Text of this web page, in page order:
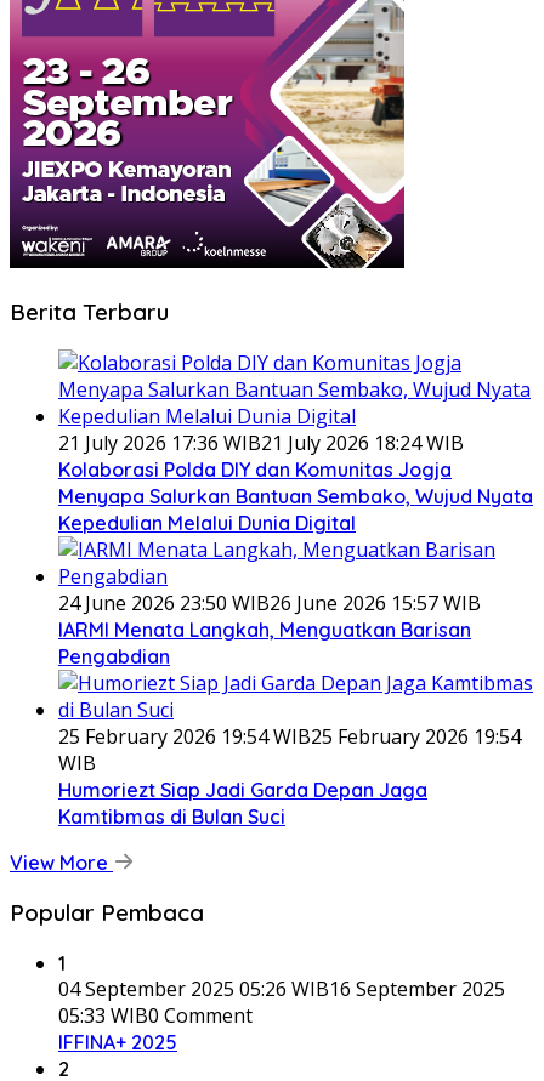
Berita Terbaru
21 July 2026 17:36 WIB21 July 2026 18:24 WIB
Kolaborasi Polda DIY dan Komunitas Jogja
Menyapa Salurkan Bantuan Sembako, Wujud Nyata
Kepedulian Melalui Dunia Digital
24 June 2026 23:50 WIB26 June 2026 15:57 WIB
IARMI Menata Langkah, Menguatkan Barisan
Pengabdian
25 February 2026 19:54 WIB25 February 2026 19:54
WIB
Humoriezt Siap Jadi Garda Depan Jaga
Kamtibmas di Bulan Suci
View More
Popular Pembaca
1
04 September 2025 05:26 WIB16 September 2025
05:33 WIB0 Comment
IFFINA+ 2025
2